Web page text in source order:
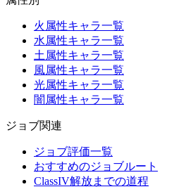
火属性キャラ一覧
水属性キャラ一覧
土属性キャラ一覧
風属性キャラ一覧
光属性キャラ一覧
闇属性キャラ一覧
ジョブ関連
ジョブ評価一覧
おすすめのジョブルート
ClassIV解放までの道程